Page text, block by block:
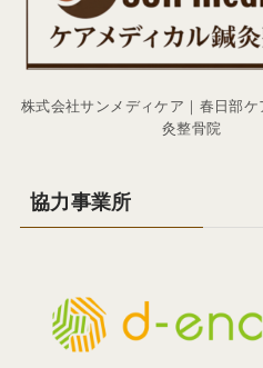
株式会社サンメディケア｜春日部
灸整骨院
協力事業所